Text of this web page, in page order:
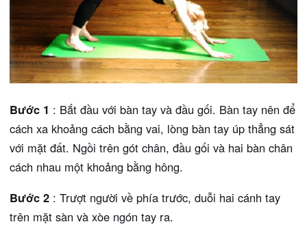
Bước 1 : Bắt đầu với bàn tay và đầu gối. Bàn tay nên để
cách xa khoảng cách bằng vai, lòng bàn tay úp thẳng sát
với mặt đất. Ngồi trên gót chân, đầu gối và hai bàn chân
cách nhau một khoảng bằng hông.
Bước 2 : Trượt người về phía trước, duỗi hai cánh tay
trên mặt sàn và xòe ngón tay ra.